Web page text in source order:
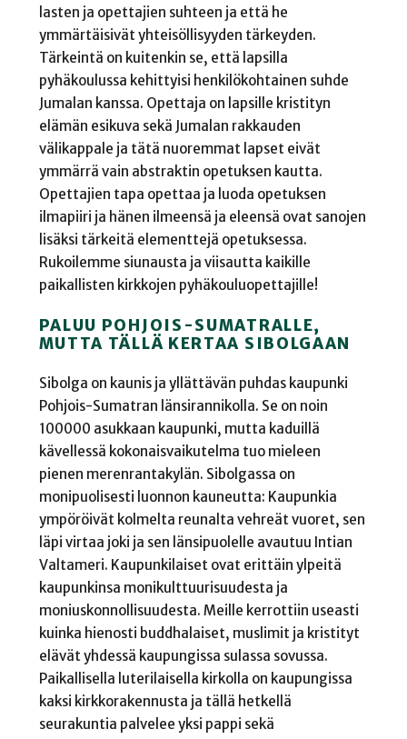
lasten ja opettajien suhteen ja että he
ymmärtäisivät yhteisöllisyyden tärkeyden.
Tärkeintä on kuitenkin se, että lapsilla
pyhäkoulussa kehittyisi henkilökohtainen suhde
Jumalan kanssa. Opettaja on lapsille kristityn
elämän esikuva sekä Jumalan rakkauden
välikappale ja tätä nuoremmat lapset eivät
ymmärrä vain abstraktin opetuksen kautta.
Opettajien tapa opettaa ja luoda opetuksen
ilmapiiri ja hänen ilmeensä ja eleensä ovat sanojen
lisäksi tärkeitä elementtejä opetuksessa.
Rukoilemme siunausta ja viisautta kaikille
paikallisten kirkkojen pyhäkouluopettajille!
PALUU POHJOIS-SUMATRALLE,
MUTTA TÄLLÄ KERTAA SIBOLGAAN
Sibolga on kaunis ja yllättävän puhdas kaupunki
Pohjois-Sumatran länsirannikolla. Se on noin
100000 asukkaan kaupunki, mutta kaduillä
kävellessä kokonaisvaikutelma tuo mieleen
pienen merenrantakylän. Sibolgassa on
monipuolisesti luonnon kauneutta: Kaupunkia
ympöröivät kolmelta reunalta vehreät vuoret, sen
läpi virtaa joki ja sen länsipuolelle avautuu Intian
Valtameri. Kaupunkilaiset ovat erittäin ylpeitä
kaupunkinsa monikulttuurisuudesta ja
moniuskonnollisuudesta. Meille kerrottiin useasti
kuinka hienosti buddhalaiset, muslimit ja kristityt
elävät yhdessä kaupungissa sulassa sovussa.
Paikallisella luterilaisella kirkolla on kaupungissa
kaksi kirkkorakennusta ja tällä hetkellä
seurakuntia palvelee yksi pappi sekä